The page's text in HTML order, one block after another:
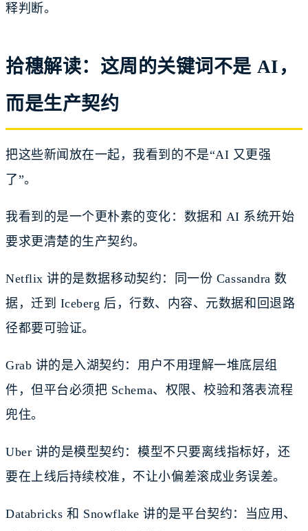
释判断。
拾穗解读：这周的关键词不是 AI，
而是生产契约
把这些新闻放在一起，我看到的不是“AI 又更强
了”。
我看到的是一个更朴素的变化：数据和 AI 系统开始
要求更清楚的生产契约。
Netflix 讲的是数据移动契约：同一份 Cassandra 数
据，迁到 Iceberg 后，行数、内容、元数据和回退路
径都要可验证。
Grab 讲的是入湖契约：用户不用理解一堆底层组
件，但平台必须把 Schema、权限、校验和落表流程
兜住。
Uber 讲的是模型契约：模型不只要离线指标好，还
要在上线后持续校准，不让小偏差滚成业务误差。
Databricks 和 Snowflake 讲的是平台契约：当应用、